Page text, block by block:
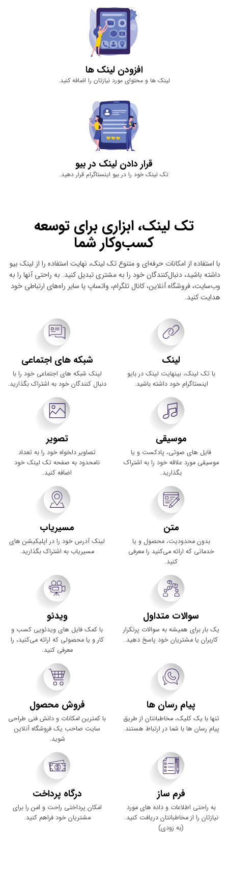
افزودن لینک ‌ها
لینک‌ ها و محتوای مورد نیازتان را اضافه کنید.
قرار دادن لینک در بیو
تک لینک خود را در بیو اینستاگرام قرار دهید.
تک لینک، ابزاری برای توسعه
کسب‌وکار شما
با استفاده از امکانات حرفه‌ای و متنوع تک لینک، نهایت استفاده را از لینک بیو
داشته باشید، دنبال‌کنندگان خود را به مشتری تبدیل کنید. به راحتی آنها را به
وب‌سایت، فروشگاه آنلاین، کانال تلگرام، واتساپ یا سایر راه‌های ارتباطی خود
هدایت کنید.
لینک
با تک لینک، بینهایت لینک در بایو
اینستاگرام خود داشته باشید.
شبکه های اجتماعی
لینک شبکه های اجتماعی خود را با
دنبال کنندگان خود به اشتراک بگذارید.
موسیقی
فایل های صوتی، پادکست و یا
موسیقی مورد علاقه خود را به اشتراک
بگذارید.
تصویر
تصاویر دلخواه خود را به تعداد
نامحدود به صفحه تک لینک خود
اضافه کنید.
متن
بدون محدودیت، محصول و یا
خدماتی که ارائه می‌کنید را معرفی
کنید.
مسیریاب
لینک آدرس خود را در اپلیکیشن های
مسیریاب به اشتراک بگذارید.
سوالات متداول
یک ‌بار برای همیشه به سوالات پرتکرار
کاربران یا مشتریان خود پاسخ دهید.
ویدئو
با کمک فایل ‌های ویدئویی کسب ‌و
کار و یا محصولی که ارائه می‌کنید، را
معرفی کنید.
پیام رسان ها
تنها با یک کلیک، مخاطبانتان از طریق
پیام رسان ها با شما در ارتباط هستند.
فروش محصول
با کمترین امکانات و دانش فنی طراحی
سایت صاحب یک فروشگاه آنلاین
شوید.
فرم ساز
به راحتی اطلاعات و داده های مورد
نیازتان را از مخاطبانتان دریافت کنید.
(به زودی)
درگاه پرداخت
امکان پرداختی راحت و امن را برای
مشتریان خود فراهم کنید.